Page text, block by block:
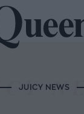
JUICY NEWS